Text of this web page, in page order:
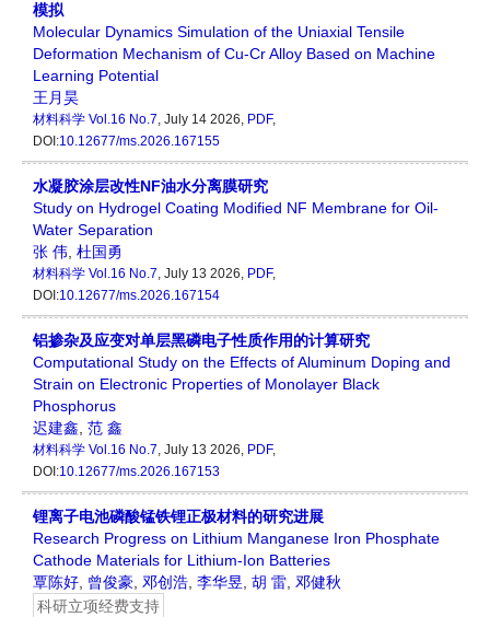
模拟
Molecular Dynamics Simulation of the Uniaxial Tensile
Deformation Mechanism of Cu-Cr Alloy Based on Machine
Learning Potential
王月昊
材料科学 Vol.16 No.7, July 14 2026, PDF,
DOI:10.12677/ms.2026.167155
水凝胶涂层改性NF油水分离膜研究
Study on Hydrogel Coating Modified NF Membrane for Oil-
Water Separation
张 伟 杜国勇
材料科学 Vol.16 No.7, July 13 2026, PDF,
DOI:10.12677/ms.2026.167154
铝掺杂及应变对单层黑磷电子性质作用的计算研究
Computational Study on the Effects of Aluminum Doping and
Strain on Electronic Properties of Monolayer Black
Phosphorus
迟建鑫 范 鑫
材料科学 Vol.16 No.7, July 13 2026, PDF,
DOI:10.12677/ms.2026.167153
锂离子电池磷酸锰铁锂正极材料的研究进展
Research Progress on Lithium Manganese Iron Phosphate
Cathode Materials for Lithium-Ion Batteries
覃陈好 曾俊豪 邓创浩 李华昱 胡 雷 邓健秋
科研立项经费支持